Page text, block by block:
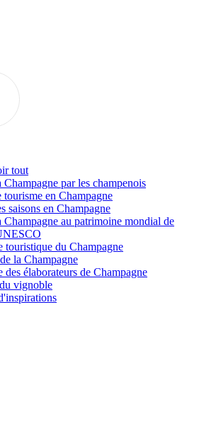
tout
Champagne par les champenois
tourisme en Champagne
saisons en Champagne
Champagne au patrimoine mondial de
touristique du Champagne
la Champagne
des élaborateurs de Champagne
vignoble